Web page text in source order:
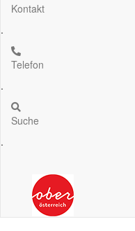
Kontakt
.
Telefon
.
Suche
.